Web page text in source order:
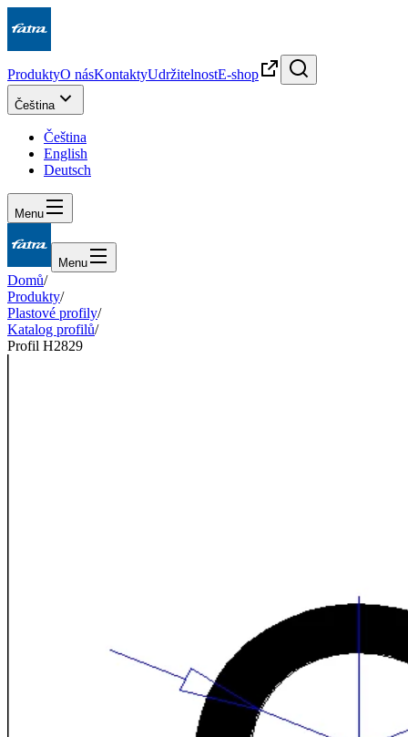
ProduktyO násKontaktyUdržitelnostE-shop
Čeština
Čeština
English
Deutsch
Menu
Menu
Domů/
Produkty/
Plastové profily/
Katalog profilů/
Profil H2829